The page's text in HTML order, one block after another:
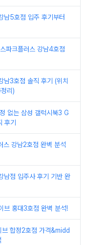
남5호점 입주 후기부터
파크플러스 강남4호점
남3호점 솔직 후기 (위치
리)
없는 삼성 갤럭시북3 G
기
스 강남2호점 완벽 분석
남점 입주사 후기 기반 완
브 홍대3호점 완벽 분석!
브 합정2호점 가격&midd